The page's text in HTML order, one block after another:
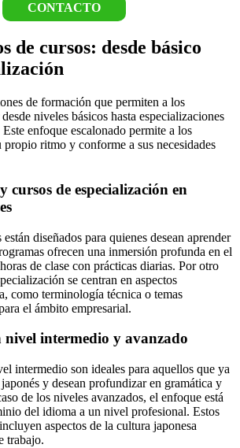
CONTACTO
de cursos: desde básico
de formación que permiten a los
niveles básicos hasta especializaciones
enfoque escalonado permite a los
propio ritmo y conforme a sus necesidades
cursos de especialización en
diseñados para quienes desean aprender
ofrecen una inmersión profunda en el
de clase con prácticas diarias. Por otro
se centran en aspectos
como terminología técnica o temas
el ámbito empresarial.
intermedio y avanzado
intermedio son ideales para aquellos que ya
y desean profundizar en gramática y
de los niveles avanzados, el enfoque está
del idioma a un nivel profesional. Estos
aspectos de la cultura japonesa
trabajo.